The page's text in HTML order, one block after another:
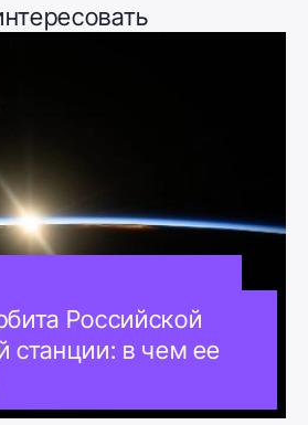
Российской
станции: в чем ее